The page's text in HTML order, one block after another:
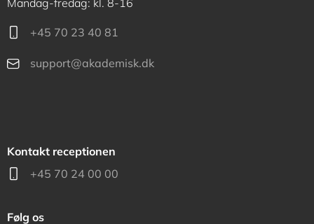
Mandag-fredag: kl. 8-16
+45 70 23 40 81
support@akademisk.dk
Kontakt receptionen
+45 70 24 00 00
Følg os